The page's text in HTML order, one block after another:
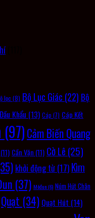
lọc (8) Bộ Lục Giác (22) Bộ
Khẩu (13) Cáp (7) Cáp Kết
(97)Cảm Biến Quang
(11) Cần Vặn (11) Cờ Lê (25)
khởi động từ (17) Kìm
(37) Môđun(6) Núm Hút Chân
Quạt (34) Quạt Hút (14)